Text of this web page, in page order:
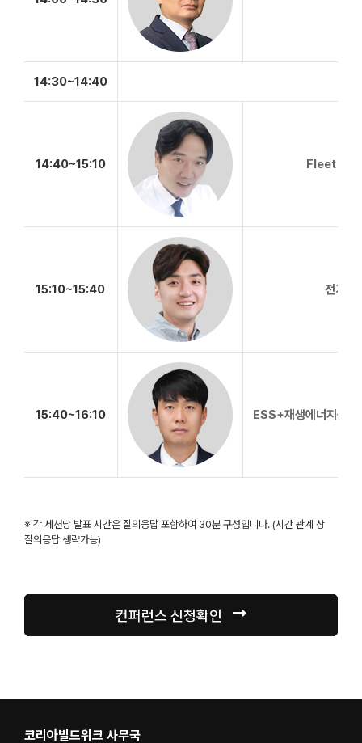
14:30~14:40
14:40~15:10 Fleet 전기
15:10~15:40 전기차
15:40~16:10 ESS+재생에너지를
※ 각 세션당 발표 시간은 질의응답 포함하여 30분 구성입니다. (시간 관계 상
질의응답 생략가능)
컨퍼런스 신청확인
코리아빌드위크 사무국